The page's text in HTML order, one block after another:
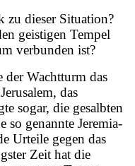
zu dieser Situation?
geistigen Tempel
verbunden ist?
der Wachtturm das
das
sogar, die gesalbten
so genannte Jeremia-
Urteile gegen das
Zeit hat die